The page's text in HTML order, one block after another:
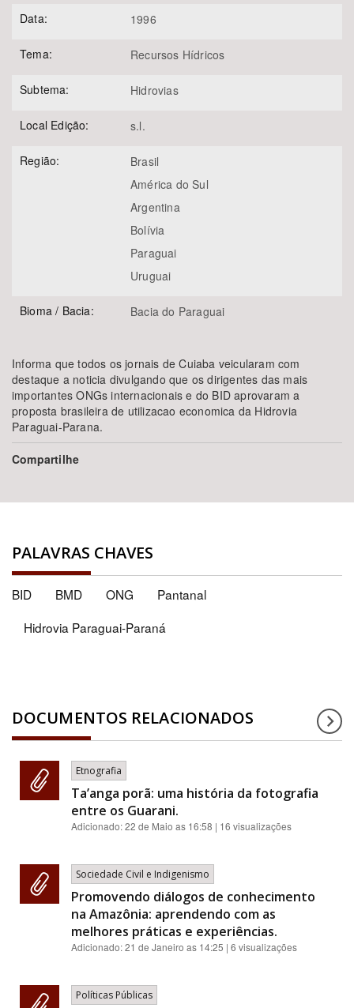
Data: 1996
Tema: Recursos Hídricos
Subtema: Hidrovias
Local Edição: s.l.
Região:
Brasil
América do Sul
Argentina
Bolívia
Paraguai
Uruguai
Bioma / Bacia: Bacia do Paraguai
Informa que todos os jornais de Cuiaba veicularam com
destaque a noticia divulgando que os dirigentes das mais
importantes ONGs internacionais e do BID aprovaram a
proposta brasileira de utilizacao economica da Hidrovia
Paraguai-Parana.
Compartilhe
PALAVRAS CHAVES
BID BMD ONG
Pantanal
Hidrovia Paraguai-Paraná
DOCUMENTOS RELACIONADOS
Etnografia
Ta’anga porã: uma história da fotografia
entre os Guarani.
Adicionado:22 de Maio as 16:58 | 16 visualizações
Sociedade Civil e Indigenismo
Promovendo diálogos de conhecimento
na Amazônia: aprendendo com as
melhores práticas e experiências.
Adicionado:21 de Janeiro as 14:25 | 6 visualizações
Políticas Públicas